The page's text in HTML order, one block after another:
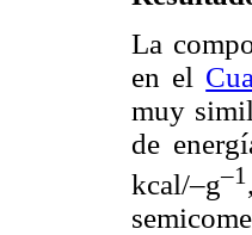
La
en el
muy
de
kcal/–g–1